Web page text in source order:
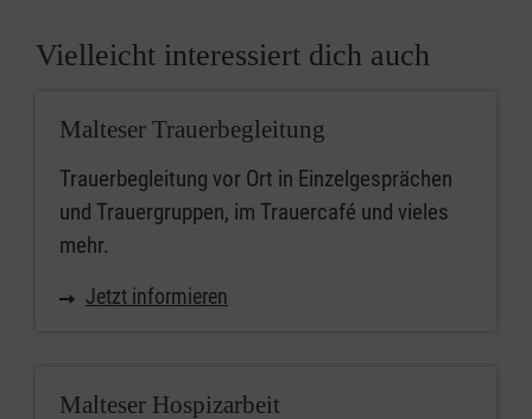
Vielleicht interessiert dich auch
Malteser Trauerbegleitung
Trauerbegleitung vor Ort in Einzelgesprächen
und Trauergruppen, im Trauercafé und vieles
mehr.
Jetzt informieren
Malteser Hospizarbeit